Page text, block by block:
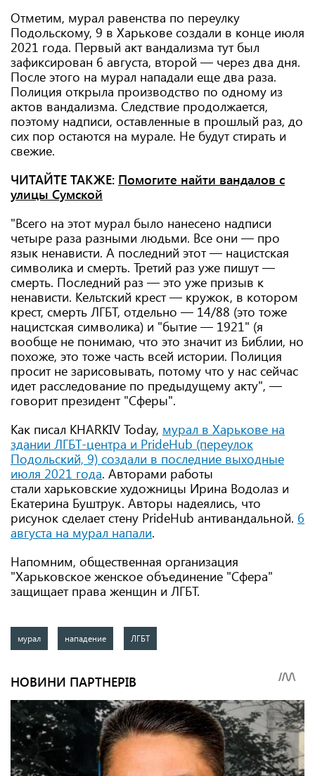
Отметим, мурал равенства по переулку
Подольскому, 9 в Харькове создали в конце июля
2021 года. Первый акт вандализма тут был
зафиксирован 6 августа, второй — через два дня.
После этого на мурал нападали еще два раза.
Полиция открыла производство по одному из
актов вандализма. Следствие продолжается,
поэтому надписи, оставленные в прошлый раз, до
сих пор остаются на мурале. Не будут стирать и
свежие.
ЧИТАЙТЕ ТАКЖЕ: Помогите найти вандалов с
улицы Сумской
"Всего на этот мурал было нанесено надписи
четыре раза разными людьми. Все они — про
язык ненависти. А последний этот — нацистская
символика и смерть. Третий раз уже пишут —
смерть. Последний раз — это уже призыв к
ненависти. Кельтский крест — кружок, в котором
крест, смерть ЛГБТ, отдельно — 14/88 (это тоже
нацистская символика) и "бытие — 1921" (я
вообще не понимаю, что это значит из Библии, но
похоже, это тоже часть всей истории. Полиция
просит не зарисовывать, потому что у нас сейчас
идет расследование по предыдущему акту", —
говорит президент "Сферы".
Как писал KHARKIV Today, мурал в Харькове на
здании ЛГБТ-центра и PrideHub (переулок
Подольский, 9) создали в последние выходные
июля 2021 года. Авторами работы
стали харьковские художницы Ирина Водолаз и
Екатерина Буштрук. Авторы надеялись, что
рисунок сделает стену PrideHub антивандальной. 6
августа на мурал напали.
Напомним, общественная организация
"Харьковское женское объединение "Сфера"
защищает права женщин и ЛГБТ.
мурал нападение ЛГБТ